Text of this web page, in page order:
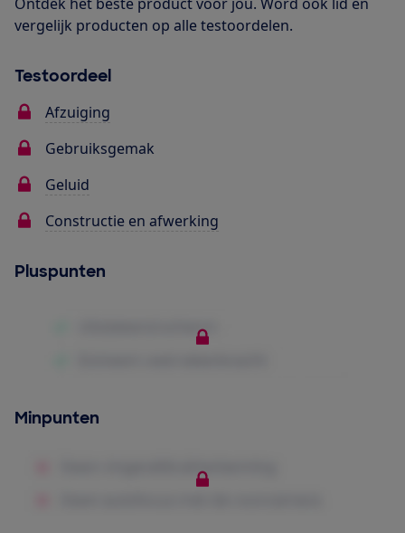
vergelijk producten op alle testoordelen.
Testoordeel
Afzuiging
Gebruiksgemak
Geluid
Constructie en afwerking
Pluspunten
Minpunten